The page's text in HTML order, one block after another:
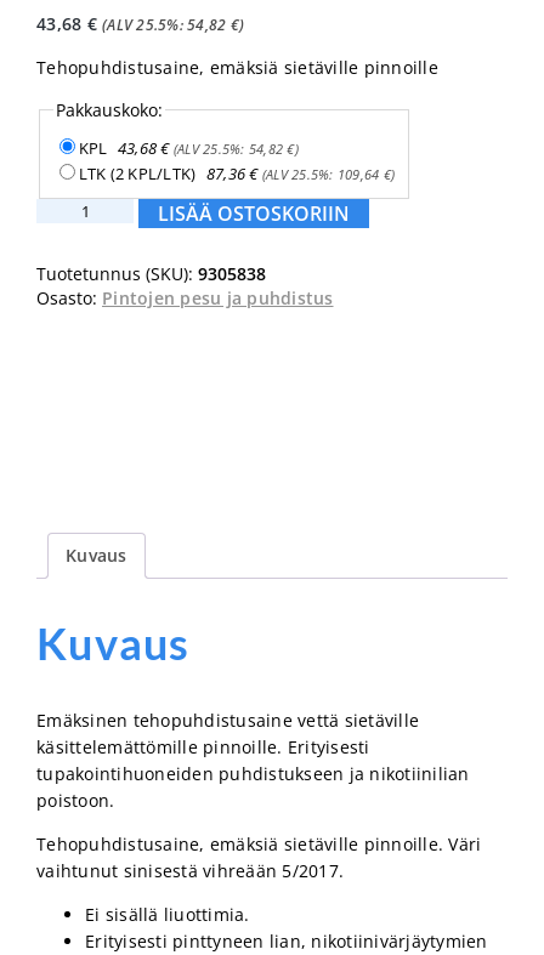
43,68 € (ALV 25.5%:54,82 €)
Tehopuhdistusaine, emäksiä sietäville pinnoille
Pakkauskoko:
KPL 43,68€(ALV 25.5%: 54,82€)
LTK (2 KPL/LTK) 87,36€(ALV 25.5%: 109,64 €)
Jontec
määrä
LISÄÄ OSTOSKORIIN
Tuotetunnus (SKU): 9305838
Osasto: Pintojen pesu ja puhdistus
Kuvaus
Kuvaus
Emäksinen tehopuhdistusaine vettä sietäville
käsittelemättömille pinnoille. Erityisesti
tupakointihuoneiden puhdistukseen ja nikotiinilian
poistoon.
Tehopuhdistusaine, emäksiä sietäville pinnoille. Väri
vaihtunut sinisestä vihreään 5/2017.
Ei sisällä liuottimia.
Erityisesti pinttyneen lian, nikotiinivärjäytymien